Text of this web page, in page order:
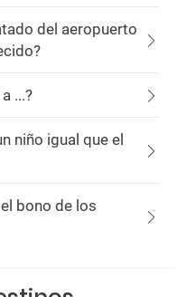
del aeropuerto
...?
niño igual que el
bono de los